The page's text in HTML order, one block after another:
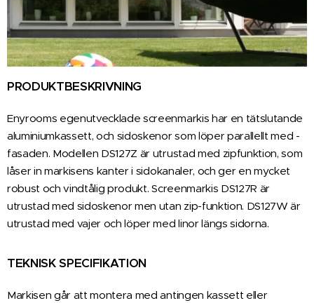
PRODUKTBESKRIVNING
Enyrooms egenutvecklade screen­markis har en tätslutande
aluminium­kassett, och sido­skenor som löper ­parallellt med ­
fasaden. Modellen DS127Z är utrustad med zipfunktion, som
låser in markisens kanter i sidokanaler, och ger en mycket
robust och vindtålig produkt. Screenmarkis DS127R är
utrustad med sidoskenor men utan zip-funktion. DS127W är
utrustad med vajer och löper med linor längs sidorna.
TEKNISK SPECIFIKATION
Markisen går att montera med ­antingen kassett eller